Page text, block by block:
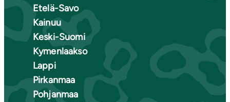
Etelä-Savo
Kainuu
Keski-Suomi
Kymenlaakso
Lappi
Pirkanmaa
Pohjanmaa